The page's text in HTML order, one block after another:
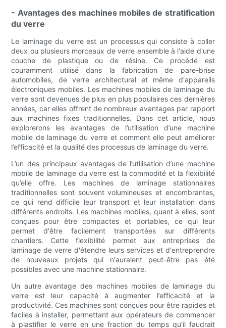
- Avantages des machines mobiles de stratification
du verre
Le laminage du verre est un processus qui consiste à coller
deux ou plusieurs morceaux de verre ensemble à l'aide d'une
couche de plastique ou de résine. Ce procédé est
couramment utilisé dans la fabrication de pare-brise
automobiles, de verre architectural et même d'appareils
électroniques mobiles. Les machines mobiles de laminage du
verre sont devenues de plus en plus populaires ces dernières
années, car elles offrent de nombreux avantages par rapport
aux machines fixes traditionnelles. Dans cet article, nous
explorerons les avantages de l’utilisation d’une machine
mobile de laminage du verre et comment elle peut améliorer
l’efficacité et la qualité des processus de laminage du verre.
L’un des principaux avantages de l’utilisation d’une machine
mobile de laminage du verre est la commodité et la flexibilité
qu’elle offre. Les machines de laminage stationnaires
traditionnelles sont souvent volumineuses et encombrantes,
ce qui rend difficile leur transport et leur installation dans
différents endroits. Les machines mobiles, quant à elles, sont
conçues pour être compactes et portables, ce qui leur
permet d'être facilement transportées sur différents
chantiers. Cette flexibilité permet aux entreprises de
laminage de verre d'étendre leurs services et d'entreprendre
de nouveaux projets qui n'auraient peut-être pas été
possibles avec une machine stationnaire.
Un autre avantage des machines mobiles de laminage du
verre est leur capacité à augmenter l’efficacité et la
productivité. Ces machines sont conçues pour être rapides et
faciles à installer, permettant aux opérateurs de commencer
à plastifier le verre en une fraction du temps qu'il faudrait